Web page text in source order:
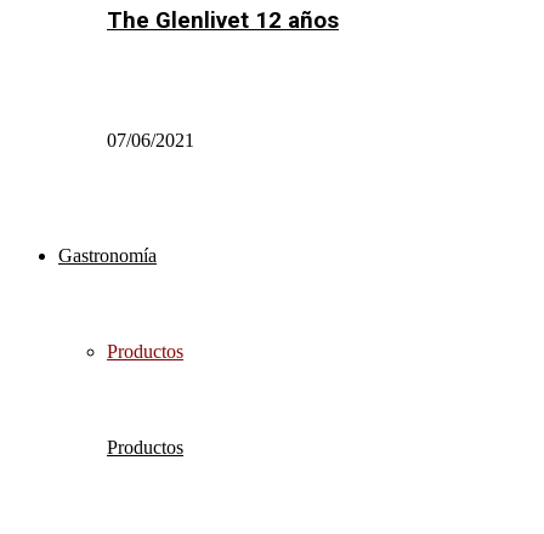
The Glenlivet 12 años
07/06/2021
Gastronomía
Productos
Productos